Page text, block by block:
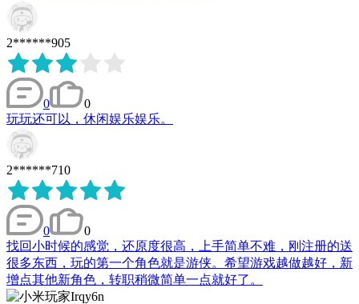
2******905
0
0
玩玩还可以，休闲娱乐娱乐。
2******710
0
0
找回小时候的感觉，还原度很高，上手简单不难，刚注册的送
很多东西，玩的第一个角色就是游侠。希望游戏越做越好，新
增点其他新角色，转职稍微简单一点就好了。